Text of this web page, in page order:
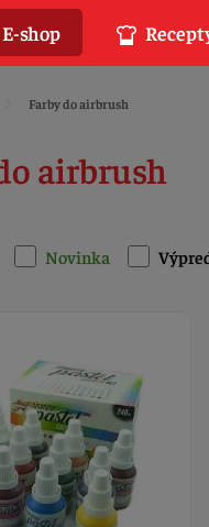
Farby do airbrush
airbrush
Novinka
E-shop